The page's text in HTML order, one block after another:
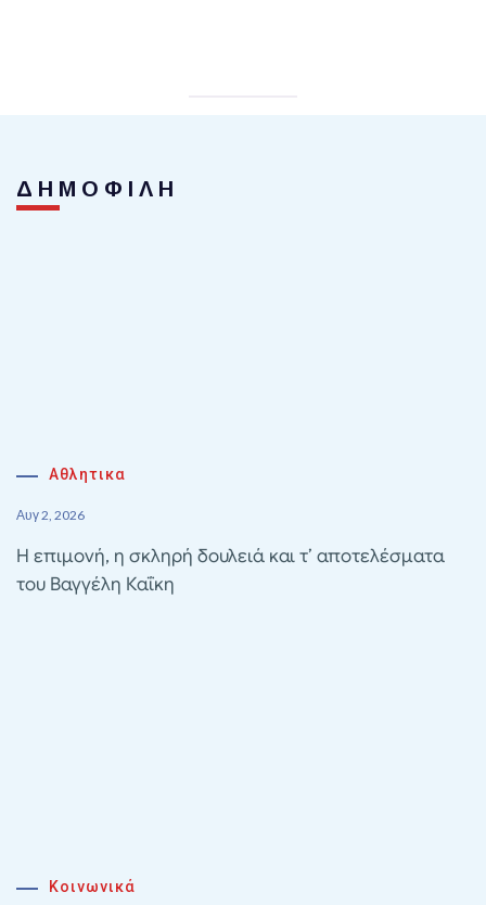
ΔΗΜΟΦΙΛΗ
Αθλητικα
Αυγ 2, 2026
Η επιμονή, η σκληρή δουλειά και τ’ αποτελέσματα
του Βαγγέλη Καΐκη
Κοινωνικά